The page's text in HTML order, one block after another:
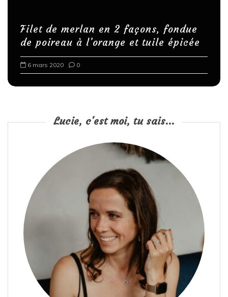
Filet de merlan en 2 façons, fondue
de poireau à l’orange et tuile épicée
6 mars 2020 0
Lucie, c'est moi, tu sais...